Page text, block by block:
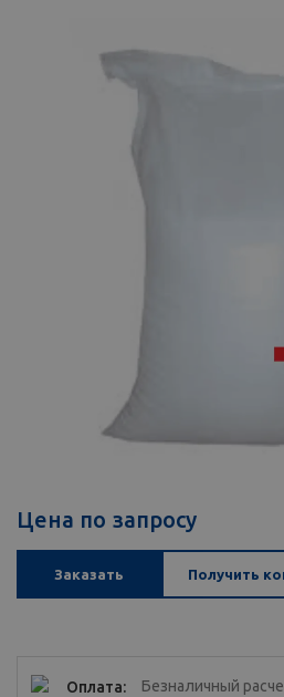
Цена по запросу
Заказать Получить
Оплата:
Безналичный